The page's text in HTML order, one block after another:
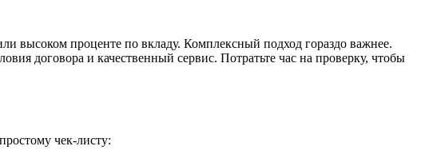
высоком проценте по вкладу. Комплексный подход гораздо важнее.
договора и качественный сервис. Потратьте час на проверку, чтобы
чек-листу: